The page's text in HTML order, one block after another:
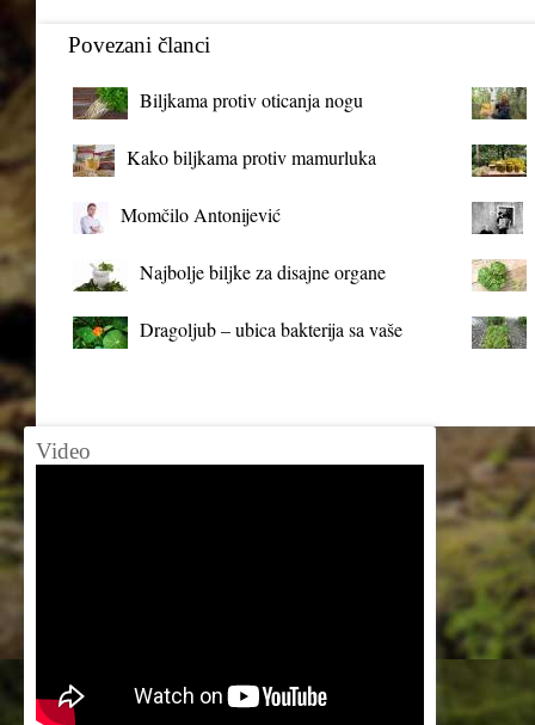
Povezani članci
Biljkama protiv oticanja nogu
Kako biljkama protiv mamurluka
Momčilo Antonijević
Najbolje biljke za disajne organe
Dragoljub – ubica bakterija sa vaše
Video